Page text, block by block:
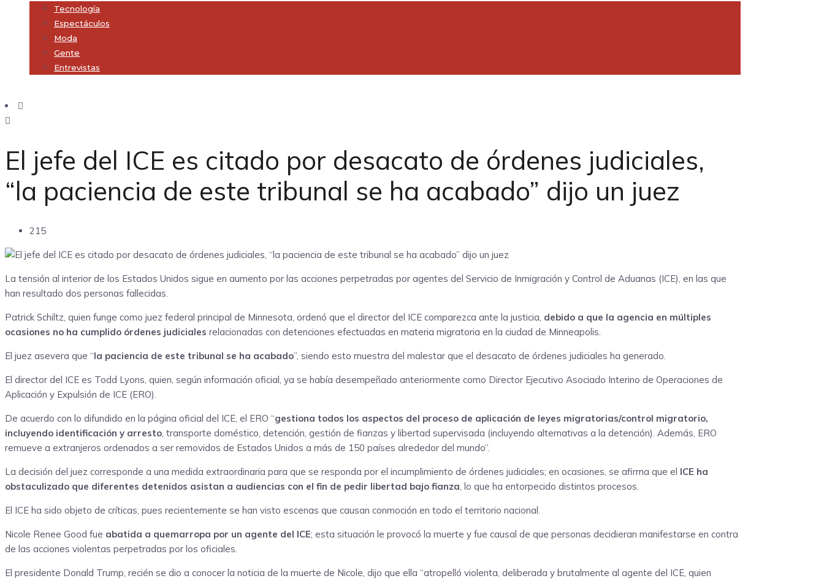
Tecnología
Espectáculos
Moda
Gente
Entrevistas
El jefe del ICE es citado por desacato de órdenes judiciales,
“la paciencia de este tribunal se ha acabado” dijo un juez
215
La tensión al interior de los Estados Unidos sigue en aumento por las acciones perpetradas por agentes del Servicio de Inmigración y Control de Aduanas (ICE), en las que
han resultado dos personas fallecidas.
Patrick Schiltz, quien funge como juez federal principal de Minnesota, ordenó que el director del ICE comparezca ante la justicia, debido a que la agencia en múltiples
ocasiones no ha cumplido órdenes judiciales relacionadas con detenciones efectuadas en materia migratoria en la ciudad de Minneapolis.
El juez asevera que “la paciencia de este tribunal se ha acabado”, siendo esto muestra del malestar que el desacato de órdenes judiciales ha generado.
El director del ICE es Todd Lyons, quien, según información oficial, ya se había desempeñado anteriormente como Director Ejecutivo Asociado Interino de Operaciones de
Aplicación y Expulsión de ICE (ERO).
De acuerdo con lo difundido en la página oficial del ICE, el ERO “gestiona todos los aspectos del proceso de aplicación de leyes migratorias/control migratorio,
incluyendo identificación y arresto, transporte doméstico, detención, gestión de fianzas y libertad supervisada (incluyendo alternativas a la detención). Además, ERO
remueve a extranjeros ordenados a ser removidos de Estados Unidos a más de 150 países alrededor del mundo”.
La decisión del juez corresponde a una medida extraordinaria para que se responda por el incumplimiento de órdenes judiciales; en ocasiones, se afirma que el ICE ha
obstaculizado que diferentes detenidos asistan a audiencias con el fin de pedir libertad bajo fianza, lo que ha entorpecido distintos procesos.
El ICE ha sido objeto de críticas, pues recientemente se han visto escenas que causan conmoción en todo el territorio nacional.
Nicole Renee Good fue abatida a quemarropa por un agente del ICE; esta situación le provocó la muerte y fue causal de que personas decidieran manifestarse en contra
de las acciones violentas perpetradas por los oficiales.
El presidente Donald Trump, recién se dio a conocer la noticia de la muerte de Nicole, dijo que ella “atropelló violenta, deliberada y brutalmente al agente del ICE, quien